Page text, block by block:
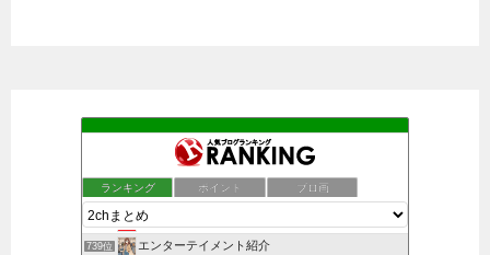
ランキング ポイント ブロ画
ふう速にゅーす-風の便り-
737位 おすすめトレンド
738位 NIN-GAME速報
739位 エンターテイメント紹介